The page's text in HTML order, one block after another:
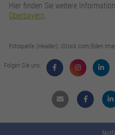
Hier finden Sie weitere
Oberbayern.
Fotoquelle (Header): iStock.com/Eden
Folgen Sie uns:
Mail Facebook